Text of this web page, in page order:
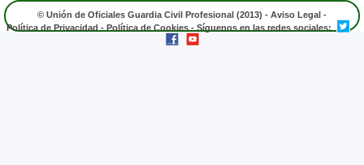
© Unión de Oficiales Guardia Civil Profesional (2013) - Aviso Legal -
Política de Privacidad - Política de Cookies - Síguenos en las redes sociales: